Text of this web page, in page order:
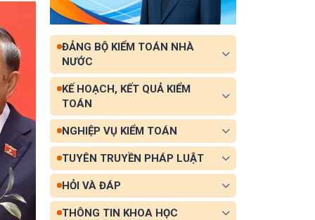
ĐẢNG BỘ KIỂM TOÁN NHÀ
NƯỚC
KẾ HOẠCH, KẾT QUẢ KIỂM
TOÁN
NGHIỆP VỤ KIỂM TOÁN
TUYÊN TRUYỀN PHÁP LUẬT
HỎI VÀ ĐÁP
THÔNG TIN KHOA HỌC